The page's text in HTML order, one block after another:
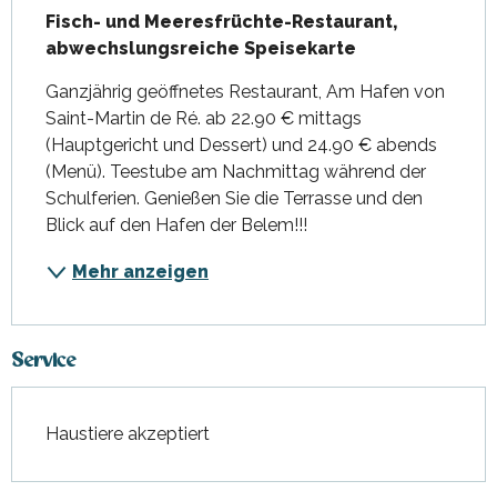
Fisch- und Meeresfrüchte-Restaurant,
abwechslungsreiche Speisekarte
Ganzjährig geöffnetes Restaurant, Am Hafen von
Saint-Martin de Ré. ab 22.90 € mittags
(Hauptgericht und Dessert) und 24.90 € abends
(Menü). Teestube am Nachmittag während der
Schulferien. Genießen Sie die Terrasse und den
Blick auf den Hafen der Belem!!!
Mehr anzeigen
Service
Haustiere akzeptiert